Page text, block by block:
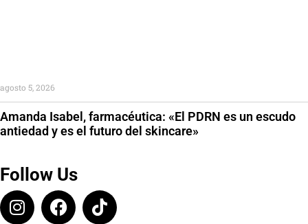
Amanda Isabel, farmacéutica: «El PDRN es un escudo
antiedad y es el futuro del skincare»
agosto 5, 2026
Follow Us